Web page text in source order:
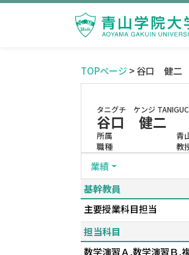
TOPページ > 谷口 健二
タニグチ ケンジ
谷口 健二
所属
青
職種
教
業績
基幹教員
主要授業科目担当
担当科目
数学演習Ａ,数学演習